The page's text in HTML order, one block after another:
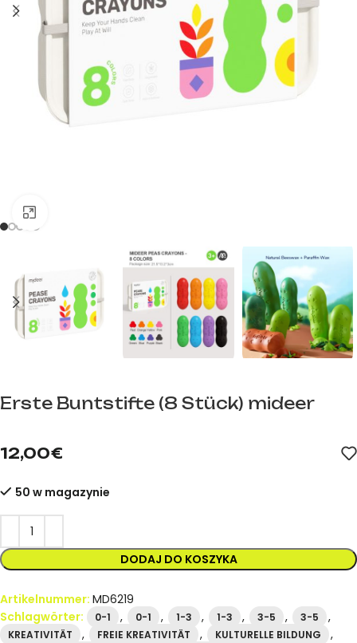
Erste Buntstifte (8 Stück) mideer
12,00€
50 w magazynie
DODAJ DO KOSZYKA
Artikelnummer: MD6219
Schlagwörter:
0-1 , 0-1 , 1-3 , 1-3 , 3-5 , 3-5 ,
KREATIVITÄT , FREIE KREATIVITÄT , KULTURELLE BILDUNG ,